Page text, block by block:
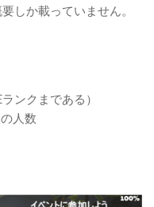
しか載っていません。
ンクまである）
人数